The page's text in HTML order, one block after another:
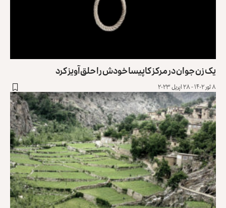
یک زن جوان در مرکز کاپیسا خودش را حلق‌آویز کرد
۸ ثور ۱۴۰۲ - ۲۸ اپریل ۲۰۲۳